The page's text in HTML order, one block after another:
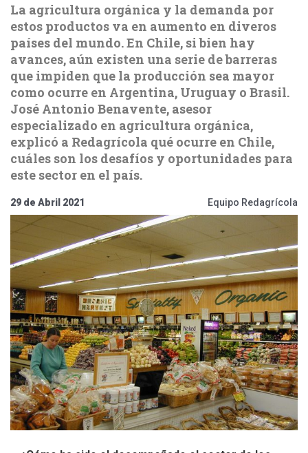
La agricultura orgánica y la demanda por
estos productos va en aumento en diveros
países del mundo. En Chile, si bien hay
avances, aún existen una serie de barreras
que impiden que la producción sea mayor
como ocurre en Argentina, Uruguay o Brasil.
José Antonio Benavente, asesor
especializado en agricultura orgánica,
explicó a Redagrícola qué ocurre en Chile,
cuáles son los desafíos y oportunidades para
este sector en el país.
29 de Abril 2021 Equipo Redagrícola